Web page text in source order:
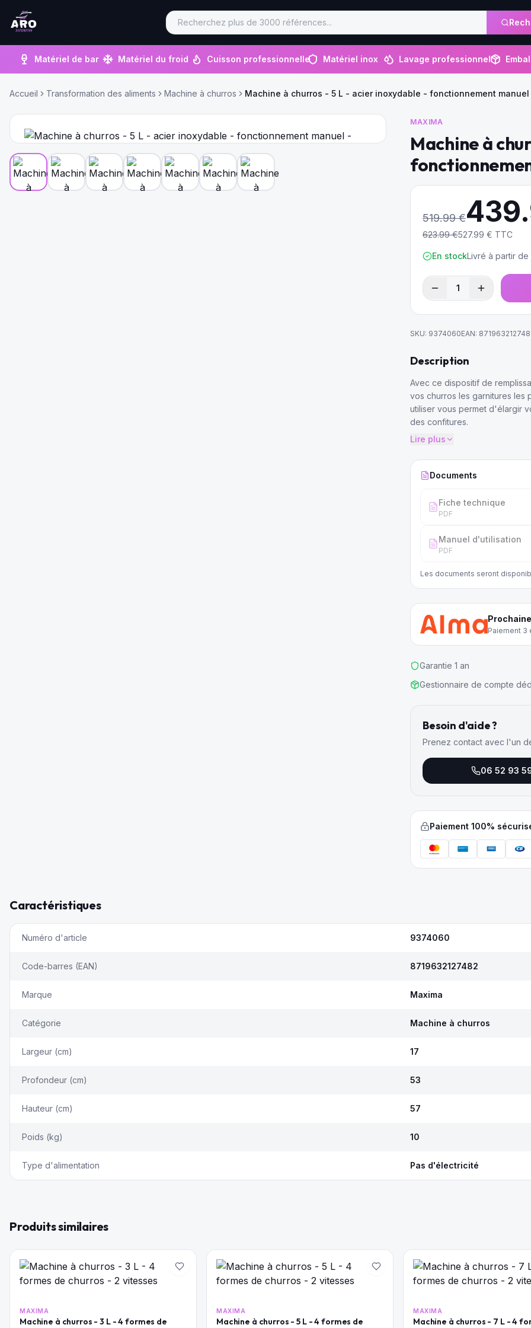
Matériel de bar Matériel du froid Cuisson professionnelle Matériel inox Lavage professionnel
Accueil Transformation des aliments Machine à churros Machine à churros - 5 L - acier inoxydable - fonctionnement manuel
MAXIMA
Machine à
519.99€
623.99€527.99 € TTC
En stockLivré à partir
1
SKU: 9374060EAN:
Description
Avec ce dispositif de
vos churros les garnitures les
utiliser vous permet d'élargir
des confitures.
Lire plus
Documents
Fiche technique
PDF
Manuel d'utilisation
PDF
Les documents seront
Paiement 3
Garantie 1 an
Gestionnaire de compte
Besoin d'aide ?
Prenez contact avec l'un
06 52 93
Paiement 100%
Caractéristiques
Numéro d'article 9374060
Code-barres (EAN) 8719632127482
Marque Maxima
Catégorie Machine à churros
Largeur (cm) 17
Profondeur (cm) 53
Hauteur (cm) 57
Poids (kg) 10
Type d'alimentation Pas d'électricité
Produits similaires
MAXIMA
Machine à churros - 3 L - 4 formes de
MAXIMA
Machine à churros - 5 L - 4 formes de
MAXIMA
Machine à churros - 7 L - 4